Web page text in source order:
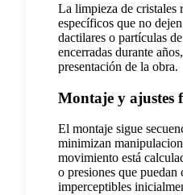
La limpieza de cristales
específicos que no
dactilares o partículas
encerradas durante
presentación de la obra.
Montaje y ajustes
El montaje sigue
minimizan
movimiento está
o presiones que puedan
imperceptibles